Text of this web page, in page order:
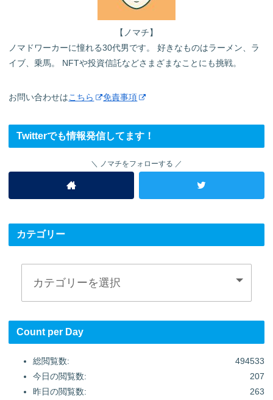
【ノマチ】
ノマドワーカーに憧れる30代男です。 好きなものはラーメン、ラ
イブ、乗馬。 NFTや投資信託などさまざまなことにも挑戦。
お問い合わせはこちら 免責事項
Twitterでも情報発信してます！
ノマチをフォローする
カテゴリー
Count per Day
494533
総閲覧数:
207
今日の閲覧数:
263
昨日の閲覧数: